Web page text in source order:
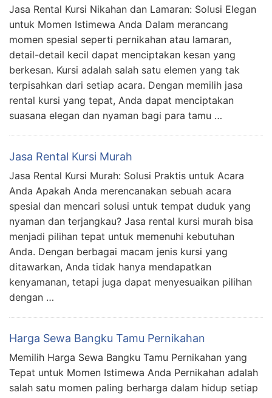
Jasa Rental Kursi Nikahan dan Lamaran: Solusi Elegan
untuk Momen Istimewa Anda Dalam merancang
momen spesial seperti pernikahan atau lamaran,
detail-detail kecil dapat menciptakan kesan yang
berkesan. Kursi adalah salah satu elemen yang tak
terpisahkan dari setiap acara. Dengan memilih jasa
rental kursi yang tepat, Anda dapat menciptakan
suasana elegan dan nyaman bagi para tamu …
Jasa Rental Kursi Murah
Jasa Rental Kursi Murah: Solusi Praktis untuk Acara
Anda Apakah Anda merencanakan sebuah acara
spesial dan mencari solusi untuk tempat duduk yang
nyaman dan terjangkau? Jasa rental kursi murah bisa
menjadi pilihan tepat untuk memenuhi kebutuhan
Anda. Dengan berbagai macam jenis kursi yang
ditawarkan, Anda tidak hanya mendapatkan
kenyamanan, tetapi juga dapat menyesuaikan pilihan
dengan …
Harga Sewa Bangku Tamu Pernikahan
Memilih Harga Sewa Bangku Tamu Pernikahan yang
Tepat untuk Momen Istimewa Anda Pernikahan adalah
salah satu momen paling berharga dalam hidup setiap